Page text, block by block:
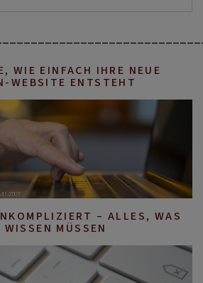
WIE EINFACH IHRE NEUE
WEBSITE ENTSTEHT
– ALLES, WAS
WISSEN MÜSSEN